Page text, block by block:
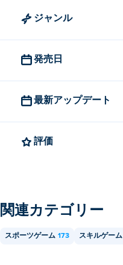
ジャンル
発売日
最新アップデート
評価
関連カテゴリー
スポーツゲーム 173 スキルゲーム